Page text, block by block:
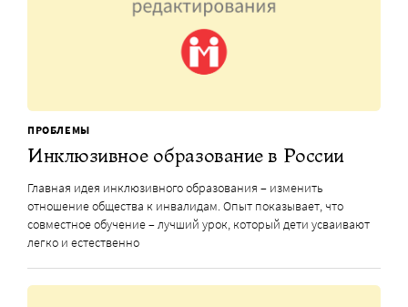
ПРОБЛЕМЫ
Инклюзивное образование в России
Главная идея инклюзивного образования – изменить
отношение общества к инвалидам. Опыт показывает, что
совместное обучение – лучший урок, который дети усваивают
легко и естественно